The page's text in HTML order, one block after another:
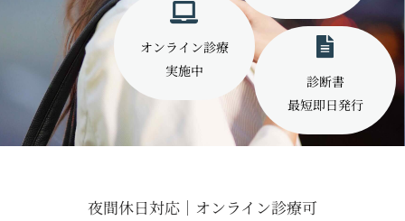
オンライン診療
実施中
診断書
最短即日発行
夜間休日対応｜オンライン診療可